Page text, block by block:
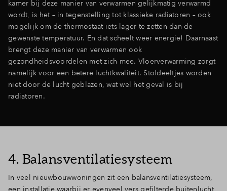
kamer bij deze manier van verwarmen gelijkmatig verwarmd
wordt, is het – in tegenstelling tot klassieke radiatoren – ook
mogelijk om de thermostaat iets lager te zetten dan de
gewenste temperatuur. En dat scheelt weer energie! Daarnaast
brengt deze manier van verwarmen ook
gezondheidsvoordelen met zich mee. Vloerverwarming zorgt
namelijk voor een betere luchtkwaliteit. Stofdeeltjes worden
niet door de lucht geblazen, wat wel het geval is bij
radiatoren.
4. Balansventilatiesysteem
In veel nieuwbouwwoningen zit een balansventilatiesysteem,
een installatie waarbij er evenveel vers gefilterde buitenlucht